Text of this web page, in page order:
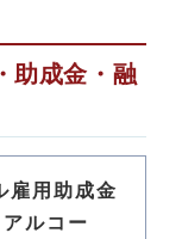
助成金・融
雇用助成金
ルコー